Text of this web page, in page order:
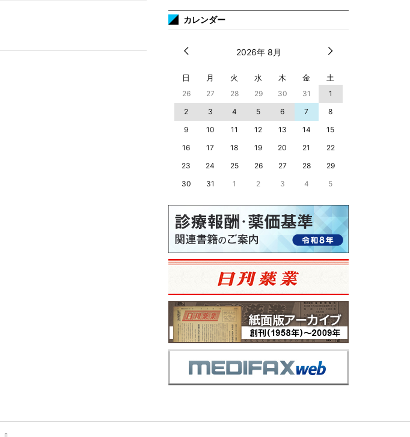
カレンダー
2026年 8月
日 月 火 水 木 金 土
26 27 28 29 30 31
1
2
3 4 5 6 7
8
9
10 11 12 13 14
15
16
17 18 19 20 21
22
23
24 25 26 27 28
29
30
31 1 2 3 4 5